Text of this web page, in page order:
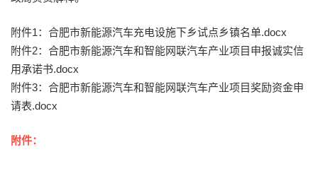
附件1：合肥市新能源汽车充电设施下乡试点乡镇名单.docx
附件2：合肥市新能源汽车和智能网联汽车产业项目申报诚实信
用承诺书.docx
附件3：合肥市新能源汽车和智能网联汽车产业项目奖励资金申
请表.docx
附件：